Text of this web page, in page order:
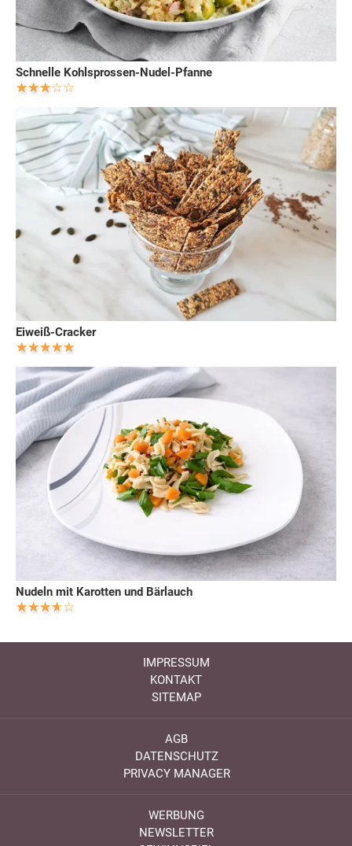
Schnelle Kohlsprossen-Nudel-Pfanne
Eiweiß-Cracker
Nudeln mit Karotten und Bärlauch
IMPRESSUM
KONTAKT
SITEMAP
AGB
DATENSCHUTZ
PRIVACY MANAGER
WERBUNG
NEWSLETTER